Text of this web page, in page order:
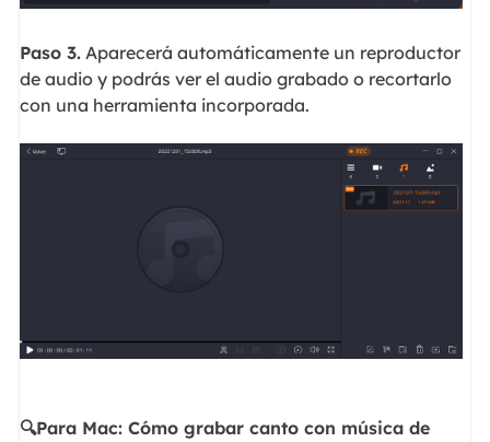
Paso 3.Aparecerá automáticamente un reproductor
de audio y podrás ver el audio grabado o recortarlo
con una herramienta incorporada.
🔍Para Mac: Cómo grabar canto con música de